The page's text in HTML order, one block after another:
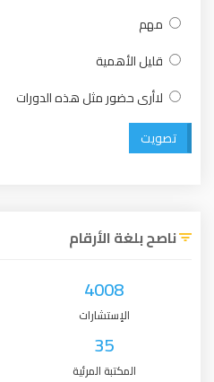
مهم
قليل الأهمية
لاأرى حضور مثل هذه الدورات
تصويت
ناصح بلغة الأرقام
4008
الإستشارات
35
المكتبة المرئية